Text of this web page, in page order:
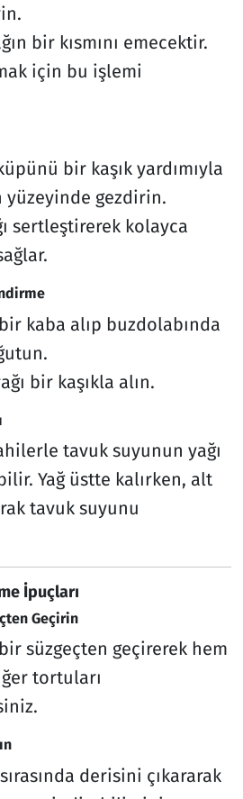
bir kısmını emecektir.
için bu işlemi
bir kaşık yardımıyla
yüzeyinde gezdirin.
sertleştirerek kolayca
kaba alıp buzdolabında
bir kaşıkla alın.
tavuk suyunun yağı
Yağ üstte kalırken, alt
tavuk suyunu
İpuçları
Geçirin
süzgeçten geçirerek hem
tortuları
derisini çıkararak